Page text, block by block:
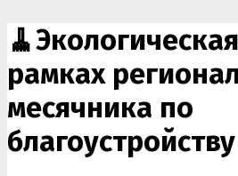
рамках
месячника по